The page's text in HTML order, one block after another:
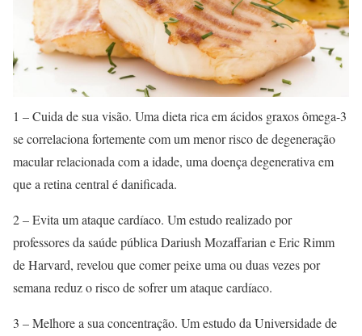
1 – Cuida de sua visão. Uma dieta rica em ácidos graxos ômega-3
se correlaciona fortemente com um menor risco de degeneração
macular relacionada com a idade, uma doença degenerativa em
que a retina central é danificada.
2 – Evita um ataque cardíaco. Um estudo realizado por
professores da saúde pública Dariush Mozaffarian e Eric Rimm
de Harvard, revelou que comer peixe uma ou duas vezes por
semana reduz o risco de sofrer um ataque cardíaco.
3 – Melhore a sua concentração. Um estudo da Universidade de